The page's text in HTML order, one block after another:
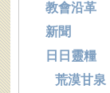
教會沿革
新聞
日日靈糧
荒漠甘泉